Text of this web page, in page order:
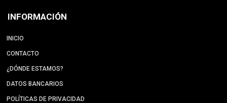
INFORMACIÓN
INICIO
CONTACTO
¿DÓNDE ESTAMOS?
DATOS BANCARIOS
POLÍTICAS DE PRIVACIDAD